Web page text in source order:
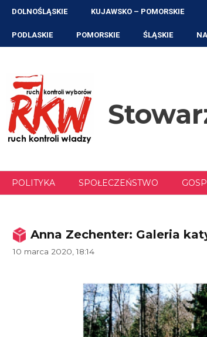
Przejdź
treści
DOLNOŚLĄSKIE KUJAWSKO – POMORSKIE
PODLASKIE POMORSKIE ŚLĄSKIE
POLITYKA SPOŁECZEŃSTWO
Anna Zechenter: Galeria
10 marca 2020, 18:14